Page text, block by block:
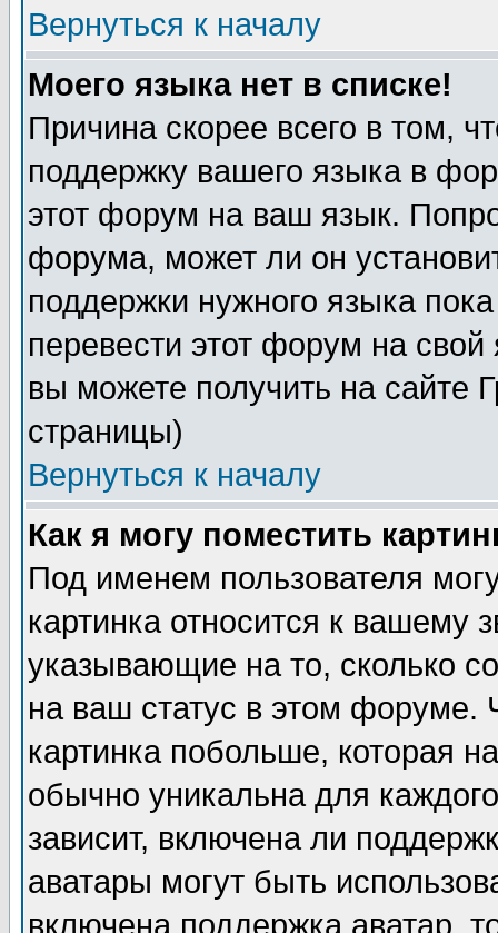
Вернуться к началу
Моего языка нет в списке!
Причина скорее всего в том,
поддержку вашего языка в
этот форум на ваш язык.
форума, может ли он
поддержки нужного языка
перевести этот форум на
вы можете получить на сайте
страницы)
Вернуться к началу
Как я могу поместить
Под именем пользователя
картинка относится к вашему
указывающие на то, сколько
на ваш статус в этом форуме.
картинка побольше, которая
обычно уникальна для
зависит, включена ли
аватары могут быть
включена поддержка аватар,